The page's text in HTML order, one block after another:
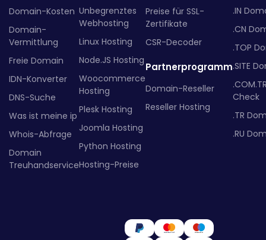
Domain-Kosten
Domain-
Vermittlung
Freie Domain
IDN-Konverter
DNS-Suche
Was ist meine ip
Whois-Abfrage
Domain
Treuhandservice
Unbegrenztes
Webhosting
Linux Hosting
Node.JS Hosting
Woocommerce
Hosting
Plesk Hosting
Joomla Hosting
Python Hosting
Hosting-Preise
Preise für SSL-
Zertifikate
CSR-Decoder
Partnerprogramm
Domain-Reseller
Reseller Hosting
.IN
.CN
.TOP
.SITE
Check
.TR
.RU